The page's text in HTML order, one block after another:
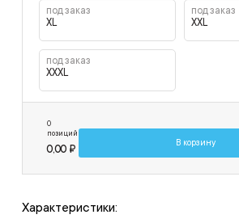
под заказ
XL
под заказ
XXL
под заказ
XXXL
0
позиций
0,00 ₽
В корзину
Характеристики: